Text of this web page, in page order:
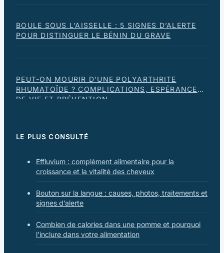
BOULE SOUS L’AISSELLE : 5 SIGNES D’ALERTE
POUR DISTINGUER LE BÉNIN DU GRAVE
PEUT-ON MOURIR D’UNE POLYARTHRITE
RHUMATOÏDE ? COMPLICATIONS, ESPÉRANCE
DE VIE ET PRÉVENTION
LE PLUS CONSULTÉ
Effluvium : complément alimentaire pour la
croissance et la vitalité des cheveux
Bouton sur la langue : causes, photos, traitements et
signes d’alerte
Combien de calories dans une pomme et pourquoi
l’inclure dans votre alimentation